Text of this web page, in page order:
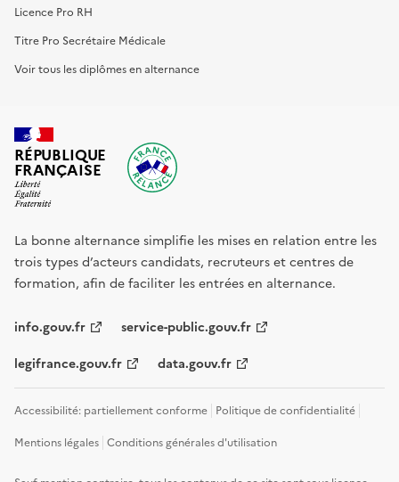
Licence Pro RH
Titre Pro Secrétaire Médicale
Voir tous les diplômes en alternance
RÉPUBLIQUE
FRANÇAISE
La bonne alternance simplifie les mises en relation entre les
trois types d’acteurs candidats, recruteurs et centres de
formation, afin de faciliter les entrées en alternance.
info.gouv.fr service-public.gouv.fr
legifrance.gouv.fr data.gouv.fr
Accessibilité: partiellement conforme Politique de confidentialité
Mentions légales Conditions générales d'utilisation